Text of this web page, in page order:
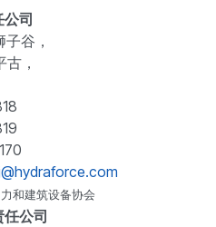
司
谷，
，
和建筑设备协会
公司